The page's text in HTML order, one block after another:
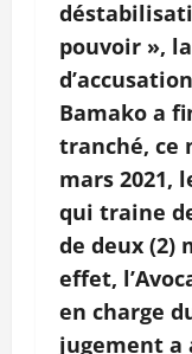
pouvoir »,
Bamako a
tranché, ce
mars 2021,
qui traine
de deux (2)
effet,
en charge
jugement a